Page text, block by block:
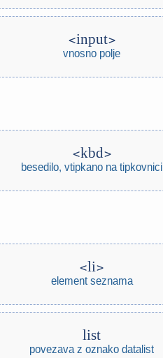
input
vnosno polje
kbd
besedilo, vtipkano na tipkovnici
li
element seznama
list
povezava z oznako datalist